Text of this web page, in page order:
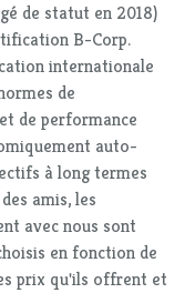
de statut en 2018)
B-Corp.
internationale
de
de performance
auto-
à long termes
amis, les
avec nous sont
en fonction de
prix qu'ils offrent et